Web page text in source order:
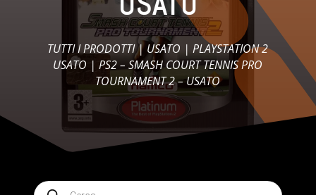
TUTTI I PRODOTTI|USATO |PLAYSTATION 2
USATO | PS2 – SMASH COURT TENNIS PRO
TOURNAMENT 2 – USATO
Products